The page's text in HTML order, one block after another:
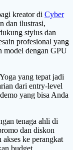
kreator di Cyber
dan ilustrasi,
stylus dan
profesional yang
model dengan GPU
yang tepat jadi
dari entry-level
yang bisa Anda
tenaga ahli di
dan diskon
ke perangkat
budget.